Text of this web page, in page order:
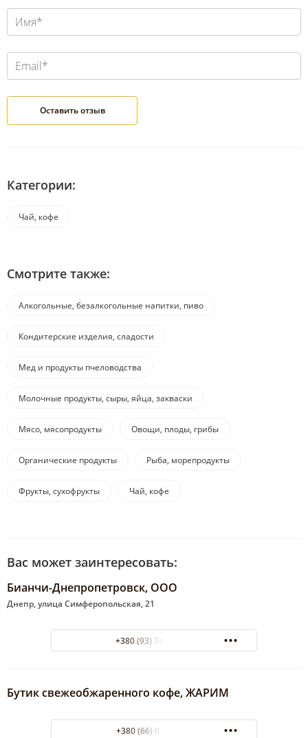
Категории:
Чай, кофе
Смотрите также:
Алкогольные, безалкогольные напитки, пиво
Кондитерские изделия, сладости
Мед и продукты пчеловодства
Молочные продукты, сыры, яйца, закваски
Мясо, мясопродукты Овощи, плоды, грибы
Органические продукты Рыба, морепродукты
Фрукты, сухофрукты Чай, кофе
Вас может заинтересовать:
Бианчи-Днепропетровск, ООО
Днепр, улица Симферопольская, 21
+380 (93) 742-42-57
Бутик свежеобжаренного кофе, ЖАРИМ
+380 (66) 0 272 270